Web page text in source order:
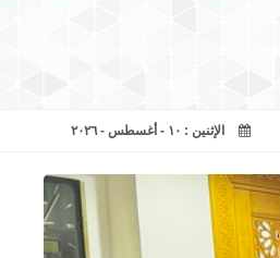
الإثنين : ١٠ - أغسطس - ٢٠٢٦